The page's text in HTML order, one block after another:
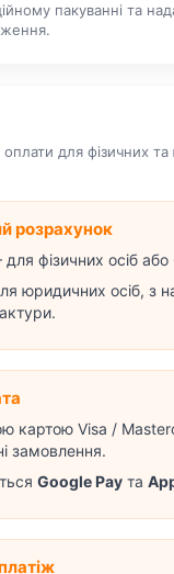
пакуванні та
оплати для фізичних
розрахунок
фізичних осіб
юридичних осіб, з
картою Visa /
замовлення.
Google Pay та